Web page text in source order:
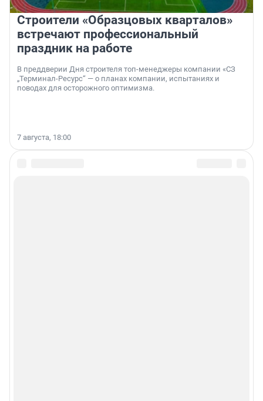
Строители «Образцовых кварталов»
встречают профессиональный
праздник на работе
В преддверии Дня строителя топ-менеджеры компании «СЗ
„Терминал-Ресурс“ — о планах компании, испытаниях и
поводах для осторожного оптимизма.
7 августа, 18:00